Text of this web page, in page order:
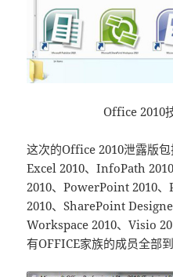
Office 2010
这次的Office 2010泄露版
Excel 2010、InfoPath
2010、PowerPoint 2010
2010、SharePoint
Workspace 2010、Visio
有OFFICE家族的成员全部到